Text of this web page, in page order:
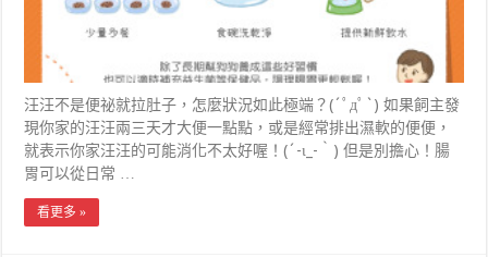
汪汪不是便祕就拉肚子，怎麼狀況如此極端？(´ﾟдﾟ`) 如果飼主發
現你家的汪汪兩三天才大便一點點，或是經常排出濕軟的便便，
就表示你家汪汪的可能消化不太好喔！(´-ι_-｀) 但是別擔心！腸
胃可以從日常 …
看更多 »